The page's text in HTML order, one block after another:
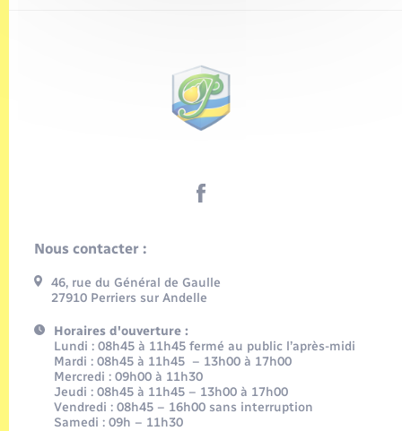
Nous contacter :
46, rue du Général de Gaulle
27910 Perriers sur Andelle
Horaires d'ouverture :
Lundi : 08h45 à 11h45 fermé au public l’après-midi
Mardi : 08h45 à 11h45 – 13h00 à 17h00
Mercredi : 09h00 à 11h30
Jeudi : 08h45 à 11h45 – 13h00 à 17h00
Vendredi : 08h45 – 16h00 sans interruption
Samedi : 09h – 11h30